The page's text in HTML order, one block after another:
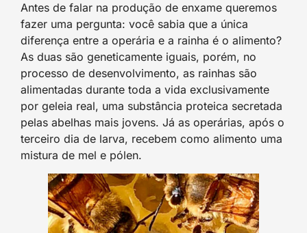
Antes de falar na produção de enxame queremos
fazer uma pergunta: você sabia que a única
diferença entre a operária e a rainha é o alimento?
As duas são geneticamente iguais, porém, no
processo de desenvolvimento, as rainhas são
alimentadas durante toda a vida exclusivamente
por geleia real, uma substância proteica secretada
pelas abelhas mais jovens. Já as operárias, após o
terceiro dia de larva, recebem como alimento uma
mistura de mel e pólen.